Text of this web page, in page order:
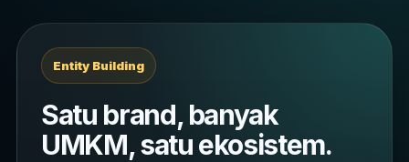
Entity Building
Satu brand, banyak
UMKM, satu ekosistem.